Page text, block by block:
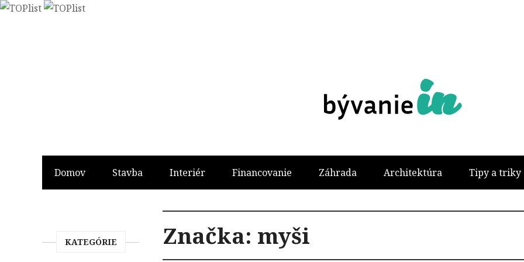
Domov Stavba Interiér Financovanie Záhrada Architektúra Tipy a triky
Značka: myši
KATEGÓRIE